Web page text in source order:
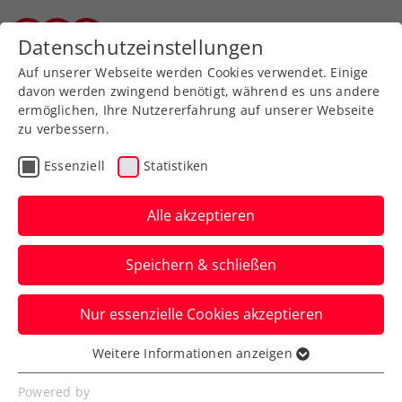
Zurück zur Newsübersicht
Turniere
Danke, Dominic!
Dominic Thiem lässt bei seinem Abschied
bei den Erste Bank Open die Wiener
Stadthalle ein letztes Mal beben.
Verfasst von: Presseaussendung / Redaktion, 22.10.2024
Datenschutzeinstellungen
Auf unserer Webseite werden Cookies verwendet. Einige
davon werden zwingend benötigt, während es uns andere
ermöglichen, Ihre Nutzererfahrung auf unserer Webseite
zu verbessern.
Essenziell Statistiken
Alle akzeptieren
Speichern & schließen
Nur essenzielle Cookies akzeptieren
Essenziell
Essenzielle Cookies werden für grundlegende
Weitere Informationen anzeigen
Powered by